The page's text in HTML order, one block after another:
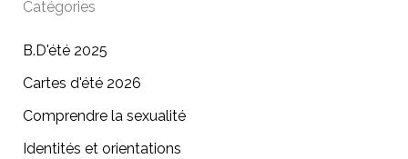
Catégories
B.D'été 2025
Cartes d'été 2026
Comprendre la sexualité
Identités et orientations